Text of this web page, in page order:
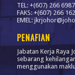
TEL: +(607) 266
FAKS: +(607) 266
EMEL:
PENAFIAN
Jabatan Kerja
sebarang
menggunakan